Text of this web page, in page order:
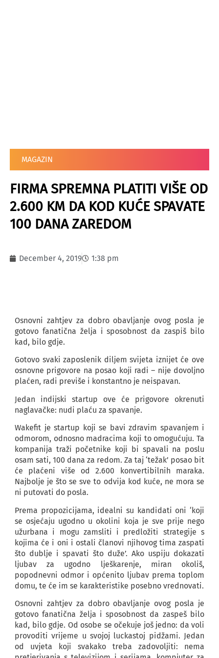
MAGAZIN
FIRMA SPREMNA PLATITI VIŠE OD
2.600 KM DA KOD KUĆE SPAVATE
100 DANA ZAREDOM
December 4, 2019 1:38 pm
Osnovni zahtjev za dobro obavljanje ovog posla je
gotovo fanatična želja i sposobnost da zaspiš bilo
kad, bilo gdje.
Gotovo svaki zaposlenik diljem svijeta iznijet će ove
osnovne prigovore na posao koji radi – nije dovoljno
plaćen, radi previše i konstantno je neispavan.
Jedan indijski startup ove će prigovore okrenuti
naglavačke: nudi plaću za spavanje.
Wakefit je startup koji se bavi zdravim spavanjem i
odmorom, odnosno madracima koji to omogućuju. Ta
kompanija traži početnike koji bi spavali na poslu
osam sati, 100 dana za redom. Za taj ‘težak’ posao bit
će plaćeni više od 2.600 konvertibilnih maraka.
Najbolje je što se sve to odvija kod kuće, ne mora se
ni putovati do posla.
Prema propozicijama, idealni su kandidati oni ‘koji
se osjećaju ugodno u okolini koja je sve prije nego
užurbana i mogu zamsliti i predložiti strategije s
kojima će i oni i ostali članovi njihovog tima zaspati
što dublje i spavati što duže’. Ako uspiju dokazati
ljubav za ugodno lješkarenje, miran okoliš,
popodnevni odmor i općenito ljubav prema toplom
domu, te će im se karakteristike posebno vrednovati.
Osnovni zahtjev za dobro obavljanje ovog posla je
gotovo fanatična želja i sposobnost da zaspeš bilo
kad, bilo gdje. Od osobe se očekuje još jedno: da voli
provoditi vrijeme u svojoj luckastoj pidžami. Jedan
od uvjeta koji svakako treba zadovoljiti: nema